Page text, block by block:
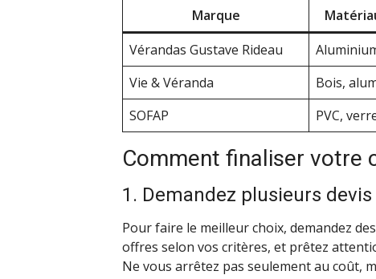
Marque
Vérandas Gustave Rideau
Vie & Véranda
Bois,
SOFAP
PVC,
Comment finaliser votre
1. Demandez plusieurs devis
Pour faire le meilleur choix, demandez des
offres selon vos critères, et prêtez
Ne vous arrêtez pas seulement au coût,